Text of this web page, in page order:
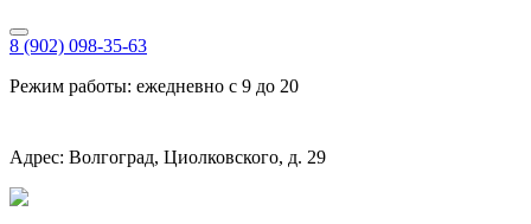
8 (902) 098-35-63
Режим работы: ежедневно с 9 до 20
Адрес: Волгоград, Циолковского, д. 29